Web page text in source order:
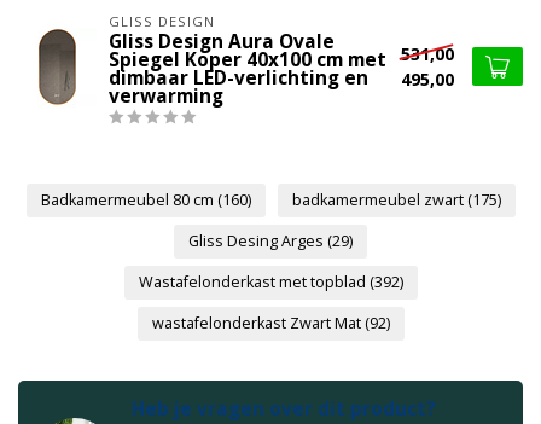
GLISS DESIGN
Gliss Design Aura Ovale
Spiegel Koper 40x100 cm met
dimbaar LED-verlichting en
verwarming
531,00
495,00
Badkamermeubel 80 cm (160) badkamermeubel zwart(175)
Gliss Desing Arges (29)
Wastafelonderkast met topblad (392)
wastafelonderkast Zwart Mat(92)
Heb je vragen over dit product?